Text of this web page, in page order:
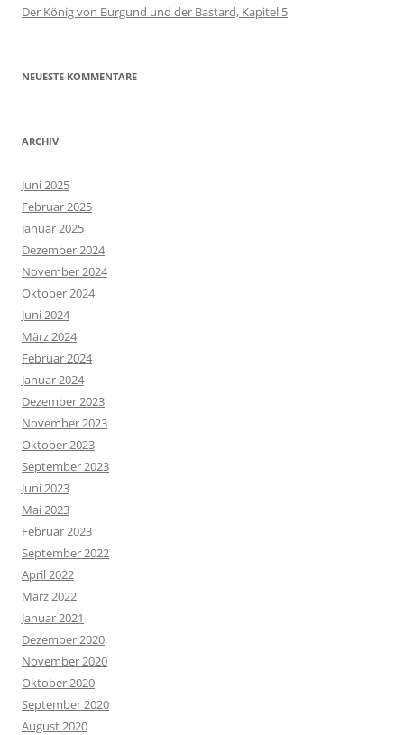
Der König von Burgund und der Bastard, Kapitel 5
NEUESTE KOMMENTARE
ARCHIV
Juni 2025
Februar 2025
Januar 2025
Dezember 2024
November 2024
Oktober 2024
Juni 2024
März 2024
Februar 2024
Januar 2024
Dezember 2023
November 2023
Oktober 2023
September 2023
Juni 2023
Mai 2023
Februar 2023
September 2022
April 2022
März 2022
Januar 2021
Dezember 2020
November 2020
Oktober 2020
September 2020
August 2020